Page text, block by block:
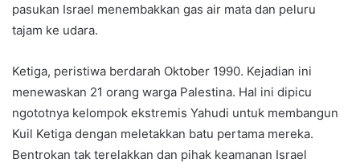
pasukan Israel menembakkan gas air mata dan peluru
tajam ke udara.
Ketiga, peristiwa berdarah Oktober 1990. Kejadian ini
menewaskan 21 orang warga Palestina. Hal ini dipicu
ngototnya kelompok ekstremis Yahudi untuk membangun
Kuil Ketiga dengan meletakkan batu pertama mereka.
Bentrokan tak terelakkan dan pihak keamanan Israel